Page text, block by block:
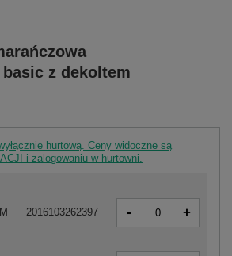
z dekoltem
hurtową. Ceny widoczne są
i zalogowaniu w hurtowni.
2016103262397 - +